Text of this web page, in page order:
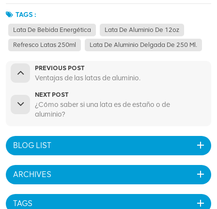
TAGS :
Lata De Bebida Energética Lata De Aluminio De 12oz
Refresco Latas 250ml Lata De Aluminio Delgada De 250 Ml.
PREVIOUS POST
Ventajas de las latas de aluminio.
NEXT POST
¿Cómo saber si una lata es de estaño o de
aluminio?
BLOG LIST
ARCHIVES
TAGS